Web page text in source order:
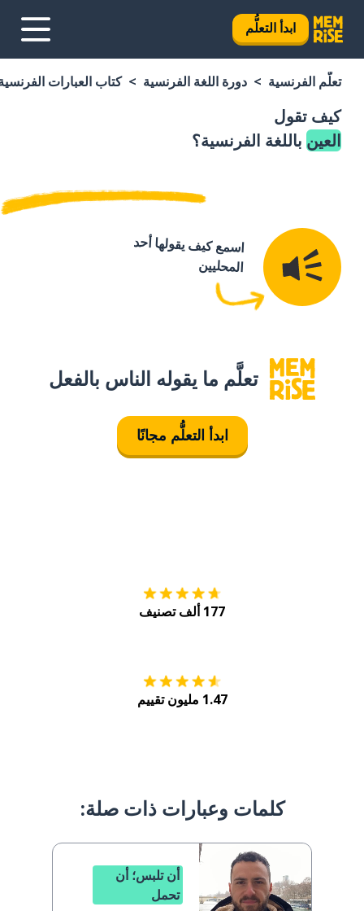
ابدأ التعلُّم
تعلَّم الفرنسية دورة اللغة الفرنسية كتاب العبارات
كيف تقول
العين باللغة الفرنسية؟
اسمع كيف يقولها أحد
المحليين
تعلَّم ما يقوله الناس بالفعل
ابدأ التعلُّم مجانًا
177 ألف تصنيف
1.47 مليون تقييم
كلمات وعبارات ذات صلة:
أن تلبس؛ أن
تحمل